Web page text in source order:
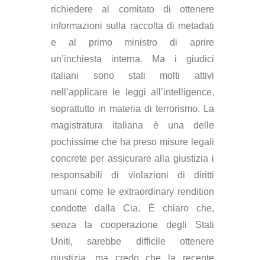
richiedere al comitato di ottenere
informazioni sulla raccolta di metadati
e al primo ministro di aprire
un’inchiesta interna. Ma i giudici
italiani sono stati molti attivi
nell’applicare le leggi all’intelligence,
soprattutto in materia di terrorismo. La
magistratura italiana è una delle
pochissime che ha preso misure legali
concrete per assicurare alla giustizia i
responsabili di violazioni di diritti
umani come le extraordinary rendition
condotte dalla Cia. È chiaro che,
senza la cooperazione degli Stati
Uniti, sarebbe difficile ottenere